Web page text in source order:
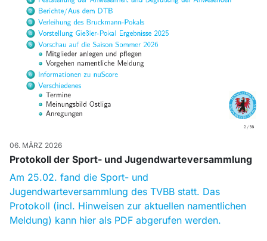
06. MÄRZ 2026
Protokoll der Sport- und Jugendwarteversammlung
Am 25.02. fand die Sport- und
Jugendwarteversammlung des TVBB statt. Das
Protokoll (incl. Hinweisen zur aktuellen namentlichen
Meldung) kann hier als PDF abgerufen werden.